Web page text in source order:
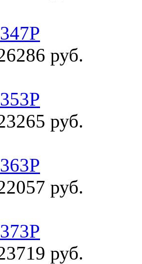
руб.
руб.
руб.
руб.